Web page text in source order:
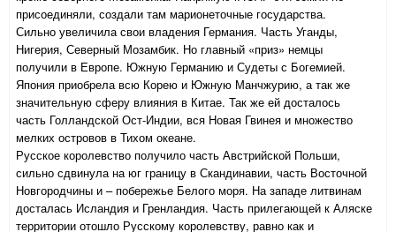
присоединяли, создали там марионеточные государства.
Сильно увеличила свои владения Германия. Часть Уганды,
Нигерия, Северный Мозамбик. Но главный «приз» немцы
получили в Европе. Южную Германию и Судеты с Богемией.
Япония приобрела всю Корею и Южную Манчжурию, а так же
значительную сферу влияния в Китае. Так же ей досталось
часть Голландской Ост-Индии, вся Новая Гвинея и множество
мелких островов в Тихом океане.
Русское королевство получило часть Австрийской Польши,
сильно сдвинула на юг границу в Скандинавии, часть Восточной
Новгородчины и – побережье Белого моря. На западе литвинам
досталась Исландия и Гренландия. Часть прилегающей к Аляске
территории отошло Русскому королевству, равно как и